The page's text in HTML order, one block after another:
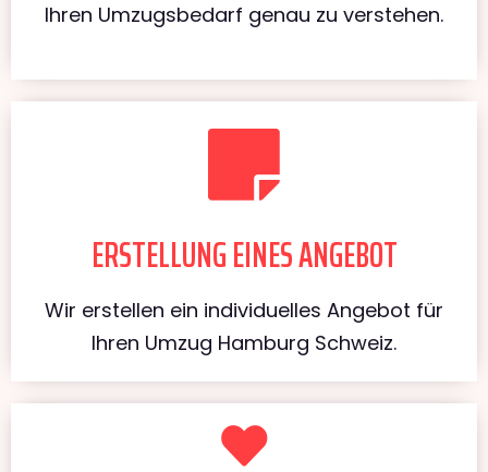
Ihren Umzugsbedarf genau zu verstehen.
ERSTELLUNG EINES ANGEBOT
Wir erstellen ein individuelles Angebot für
Ihren Umzug Hamburg Schweiz.